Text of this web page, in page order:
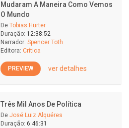
Mudaram A Maneira Como Vemos
O Mundo
De Tobias Hürter
Duração: 12:38:52
Narrador: Spencer Toth
Editora: Crítica
PREVIEW ver detalhes
Três Mil Anos De Política
De José Luiz Alquéres
Duração: 6:46:31